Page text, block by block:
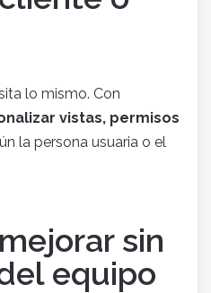
lo mismo. Con
vistas, permisos
la persona usuaria o el
sin
equipo